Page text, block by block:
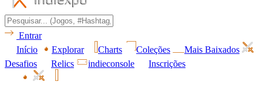
Entrar
Início
Explorar Charts Coleções
Mais Baixados
Desafios
Relics indieconsole Inscrições